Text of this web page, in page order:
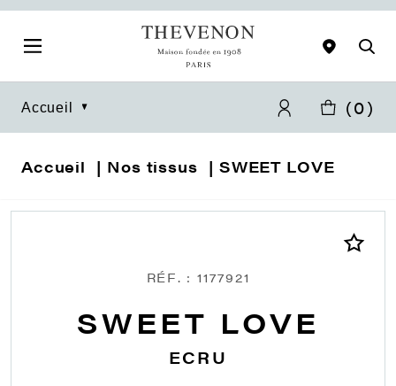
Accueil (0)
Accueil Nos tissus SWEET LOVE
RÉF. : 1177921
SWEET LOVE
ECRU